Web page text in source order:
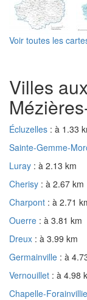
Voir toutes les
Villes
Écluzelles : à 1.33
Sainte-Gemme-
Luray : à 2.13 km
Cherisy : à 2.67 km
Charpont : à 2.71
Ouerre : à 3.81 km
Dreux : à 3.99 km
Germainville : à
Vernouillet : à 4.98
Chapelle-